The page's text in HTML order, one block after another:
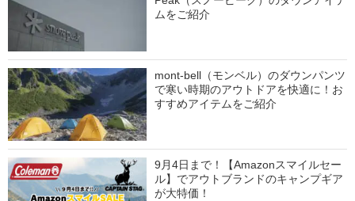
ムをご紹介
mont-bell（モンベル）のダウンパンツ
で寒い時期のアウトドアを快適に！お
すすめアイテムをご紹介
9月4日まで！【Amazonスマイルセー
ル】でアウトブランドのキャンプギア
が大特価！